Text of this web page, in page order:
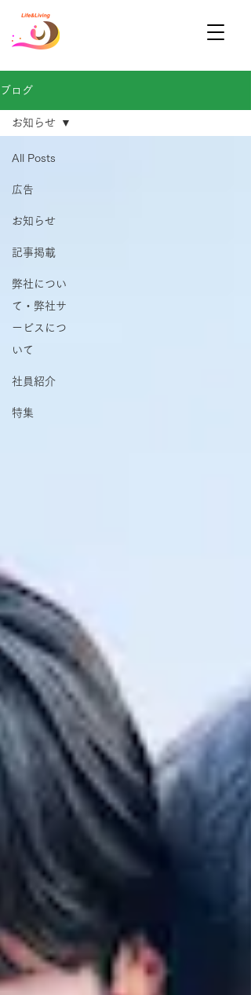
ブログ
All Posts
広告
お知らせ
記事掲載
弊社につい
て・弊社サ
ービスにつ
いて
社員紹介
特集
お知らせ